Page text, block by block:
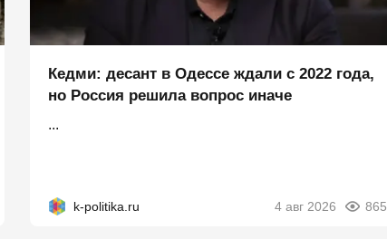
Кедми: десант в Одессе ждали с 2022 года,
но Россия решила вопрос иначе
...
k-politika.ru 4 авг 2026 865